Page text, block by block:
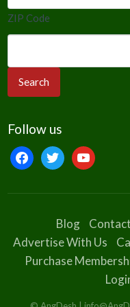
ZIP Code
Follow us
facebooktwitteryoutube
Blog
Advertise With Us
Purchase